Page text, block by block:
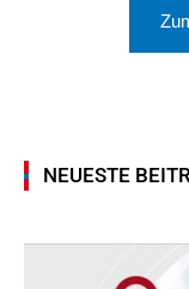
NEUESTE